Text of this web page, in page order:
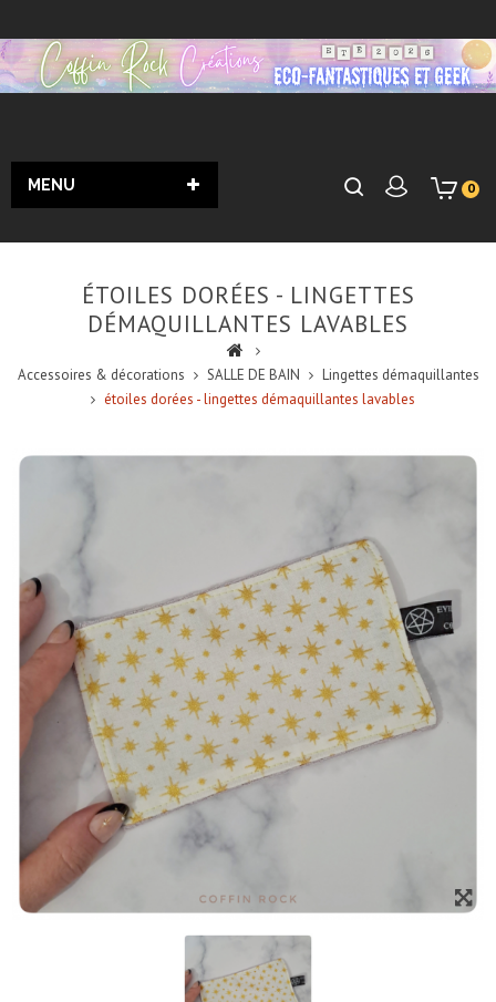
0
MENU
ÉTOILES DORÉES - LINGETTES
DÉMAQUILLANTES LAVABLES
Accessoires & décorations SALLE DE BAIN
Lingettes démaquillantes
étoiles dorées - lingettes démaquillantes lavables